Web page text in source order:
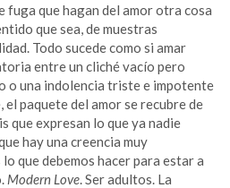
fuga que hagan del amor otra cosa
que sea, de muestras
Todo sucede como si amar
entre un cliché vacío pero
o una indolencia triste e impotente
paquete del amor se recubre de
que expresan lo que ya nadie
hay una creencia muy
que debemos hacer para estar a
Modern Love. Ser adultos. La